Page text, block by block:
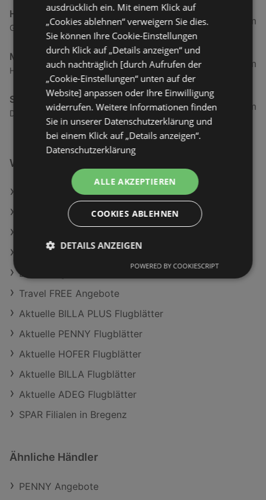
HOFER
Gartenstraße 6, 6973 Höchst
3,86 km
Mähr Handels GmbH
Haderstraße 84, 6972 Fussach
4,67 km
Spar Supermarkt
Dorfstraße 46, 6972 Fußach
5,02 km
Weiterführende Links
Schärdinger Bergbaron Scheiben
Schärdinger Mozzarella gerieben
SPAR Angebote
BILLA Angebote
Travel FREE Angebote
Aktuelle BILLA PLUS Flugblätter
Aktuelle PENNY Flugblätter
Aktuelle HOFER Flugblätter
Aktuelle BILLA Flugblätter
Aktuelle ADEG Flugblätter
SPAR Filialen in Bregenz
Ähnliche Händler
PENNY Angebote
ausdrücklich ein. Mit einem Klick auf
„Cookies ablehnen“ verweigern Sie dies.
Sie können Ihre Cookie-Einstellungen
durch Klick auf „Details anzeigen“ und
auch nachträglich [durch Aufrufen der
„Cookie-Einstellungen“ unten auf der
Website] anpassen oder Ihre Einwilligung
widerrufen. Weitere Informationen finden
Sie in unserer Datenschutzerklärung und
bei einem Klick auf „Details anzeigen“.
Datenschutzerklärung
ALLE AKZEPTIEREN
COOKIES ABLEHNEN
DETAILS ANZEIGEN
POWERED BY COOKIESCRIPT